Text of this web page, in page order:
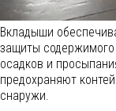
Вкладыши
защиты
осадков и
предохраняют
снаружи.